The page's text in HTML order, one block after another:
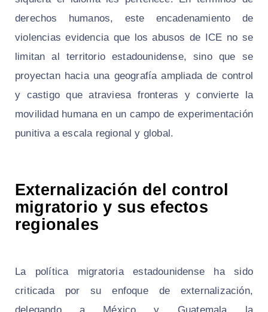
derechos humanos, este encadenamiento de
violencias evidencia que los abusos de ICE no se
limitan al territorio estadounidense, sino que se
proyectan hacia una geografía ampliada de control
y castigo que atraviesa fronteras y convierte la
movilidad humana en un campo de experimentación
punitiva a escala regional y global.
Externalización del control
migratorio y sus efectos
regionales
La política migratoria estadounidense ha sido
criticada por su enfoque de externalización,